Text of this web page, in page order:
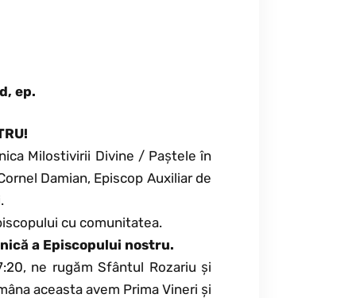
ep.
Milostivirii Divine / Paștele în
Damian, Episcop Auxiliar de
cu comunitatea.
a Episcopului nostru.
ne rugăm Sfântul Rozariu și
aceasta avem Prima Vineri și